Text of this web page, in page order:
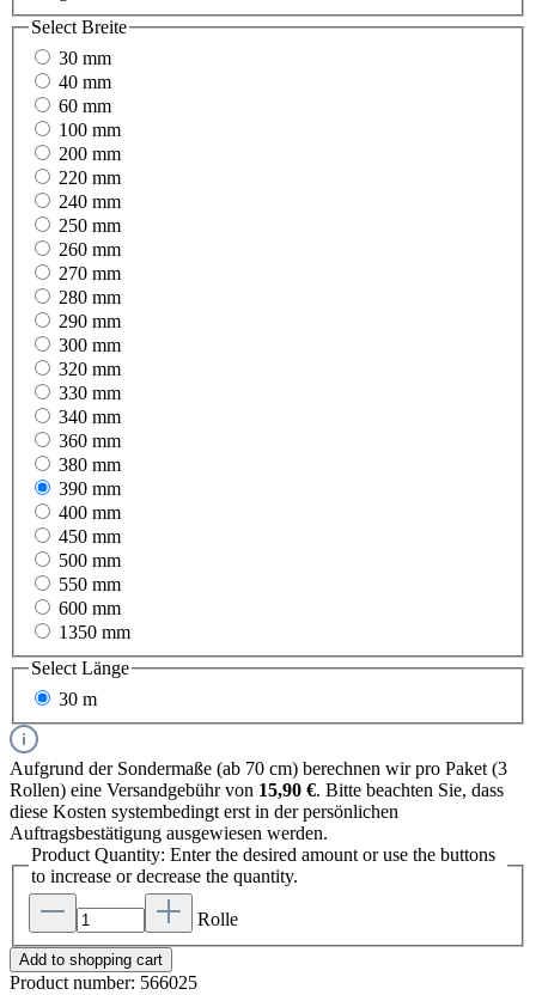
SelectBreite
30 mm
40 mm
60 mm
100 mm
200 mm
220 mm
240 mm
250 mm
260 mm
270 mm
280 mm
290 mm
300 mm
320 mm
330 mm
340 mm
360 mm
380 mm
390 mm
400 mm
450 mm
500 mm
550 mm
600 mm
1350 mm
Select Länge
30 m
Aufgrund der Sondermaße (ab 70 cm) berechnen wir pro Paket (3
Rollen) eine Versandgebühr von 15,90 €. Bitte beachten Sie, dass
diese Kosten systembedingt erst in der persönlichen
Auftragsbestätigung ausgewiesen werden.
Product Quantity: Enter the desired amount or use the buttons
to increase or decrease the quantity.
Rolle
Add to shopping cart
Product number: 566025